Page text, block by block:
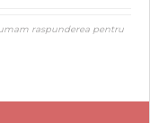
raspunderea pentru